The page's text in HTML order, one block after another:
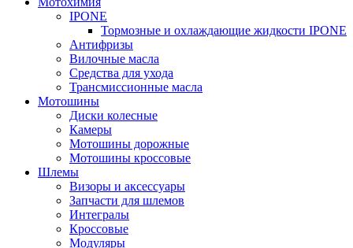
IPONE
Тормозные и охлаждающие жидкости IPONE
Антифризы
Вилочные масла
Средства для ухода
Трансмиссионные масла
Мотошины
Диски колесные
Камеры
Мотошины дорожные
Мотошины кроссовые
Шлемы
Визоры и аксессуары
Запчасти для шлемов
Интегралы
Кроссовые
Модуляры